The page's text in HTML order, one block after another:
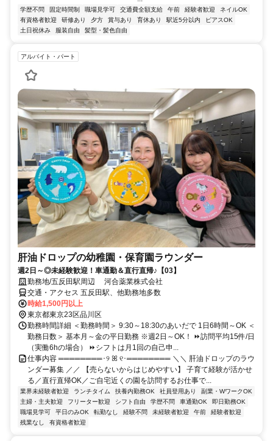
学歴不問 固定時間制 職場見学可 交通費全額支給 午前 経験者歓迎
ネイルOK
有資格者歓迎
研修あり 夕方 賞与あり 育休あり 駅近5分以内
ピアスOK
土日祝休み
服装自由 髪型・髪色自由
アルバイト・パート
肝油ドロップの幼稚園・保育園ラウンダー
週2日～◎未経験歓迎！車通勤＆直行直帰♪【03】
勤務地/五反田駅周辺 河合薬業株式会社
交通・アクセス 五反田駅、他勤務地多数
時給1,500円以上
東京都東京23区品川区
勤務時間詳細 ＜勤務時間＞ 9:30～18:30のあいだで 1日6時間～OK ＜
勤務日数＞ 基本月～金の平日勤務 ※週2日～OK！ ⏩訪問平均15件/日
（実働6hの場合） ⏩シフトは月1回の自己申...
仕事内容 ════════･୨ ꕤ ୧･════════ ＼＼ 肝油ドロップのラウ
ンダー募集 ／／ 【売らないからはじめやすい】 子育て経験が活かせ
る／直行直帰OK／ご自宅近くの園を訪問するお仕事で...
業界未経験者歓迎 ランチタイム 扶養内勤務OK 社員登用あり
副業・WワークOK
主婦・主夫歓迎
フリーター歓迎 シフト自由 学歴不問 車通勤OK
即日勤務OK
職場見学可
平日のみOK 転勤なし 経験不問 未経験者歓迎 午前
経験者歓迎
残業なし
有資格者歓迎